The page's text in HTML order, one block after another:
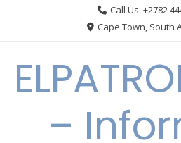
Call Us: +2782
Cape Town, South
–